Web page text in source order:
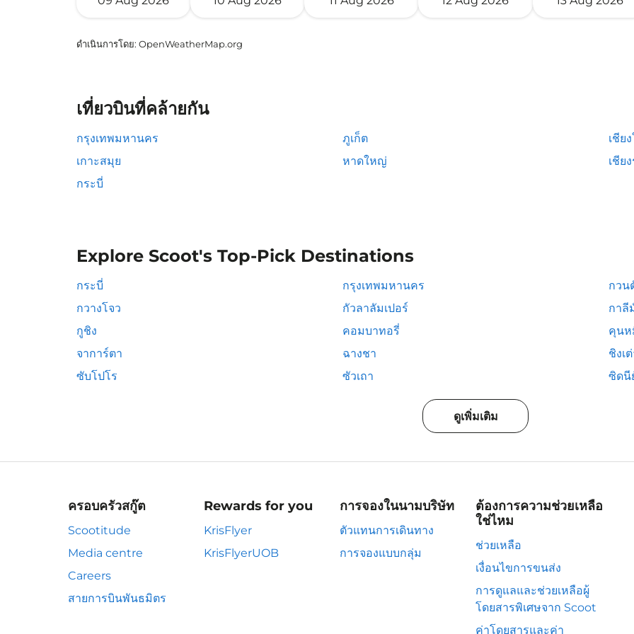
ดำเนินการโดย: OpenWeatherMap.org
เที่ยวบินที่คล้ายกัน
กรุงเทพมหานคร ภูเก็ต
เชีย
เกาะสมุย
หาดใหญ่
เชีย
กระบี่
Explore Scoot's Top-Pick Destinations
กระบี่ กรุงเทพมหานคร
กวน
กวางโจว
กัวลาลัมเปอร์
กาลี
กูชิง
คอมบาทอรี่
คุนห
จาการ์ตา
ฉางชา
ชิงเ
ซับโปโร
ซัวเถา ซิดนี
ดูเพิ่มเติม
ครอบครัวสกู๊ต
Scootitude
Media centre
Careers
สายการบินพันธมิตร
Rewards for you
KrisFlyer
KrisFlyerUOB
การจองในนามบริษัท
ตัวแทนการเดินทาง
การจองแบบกลุ่ม
ต้องการความช่วยเหลือ
ใช่ไหม
ช่วยเหลือ
เงื่อนไขการขนส่ง
การดูแลและช่วยเหลือผู้
โดยสารพิเศษจาก Scoot
ค่าโดยสารและค่า